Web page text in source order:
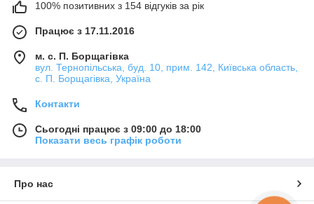
100% позитивних з 154 відгуків за рік
Працює з 17.11.2016
м. с. П. Борщагівка
вул. Тернопільська, буд. 10, прим. 142, Київська область,
с. П. Борщагівка, Україна
Контакти
Сьогодні працює з 09:00 до 18:00
Показати весь графік роботи
Про нас